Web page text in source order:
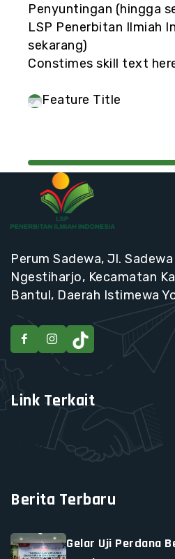
Penyuntingan (hingga
LSP Penerbitan Ilmiah
sekarang)
Constimes skill text
Feature Title
Perum Sadewa, Jl.
Ngestiharjo, Kecamatan
Bantul, Daerah Istimewa
Berita Terbaru
Gelar Uji Perdana
Link Terkait
HIPJI